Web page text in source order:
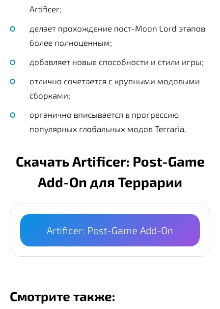
Artificer;
делает прохождение пост-Moon Lord этапов
более полноценным;
добавляет новые способности и стили игры;
отлично сочетается с крупными модовыми
сборками;
органично вписывается в прогрессию
популярных глобальных модов Terraria.
Скачать Artificer: Post-Game
Add-On для Террарии
Artificer: Post-Game Add-On
Смотрите также: